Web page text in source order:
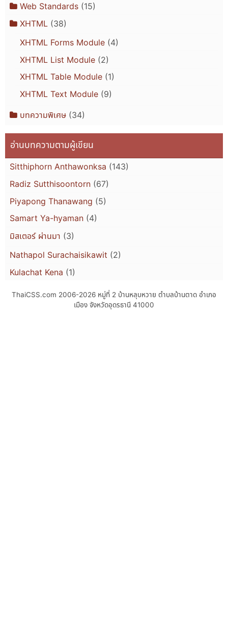
Web Standards(15)
XHTML (38)
XHTML Forms Module(4)
XHTML List Module(2)
XHTML Table Module(1)
XHTML Text Module(9)
บทความพิเศษ(34)
อ่านบทความตามผู้เขียน
Sitthiphorn Anthawonksa (143)
Radiz Sutthisoontorn (67)
Piyapong Thanawang (5)
Samart Ya-hyaman (4)
มิสเตอร์ ผ่านมา (3)
Nathapol Surachaisikawit (2)
Kulachat Kena (1)
ThaiCSS.com 2006-2026 หมู่ที่ 2 บ้านหลุบหวาย ตำบลบ้านตาด อำเภอ
เมือง จังหวัดอุดรธานี 41000